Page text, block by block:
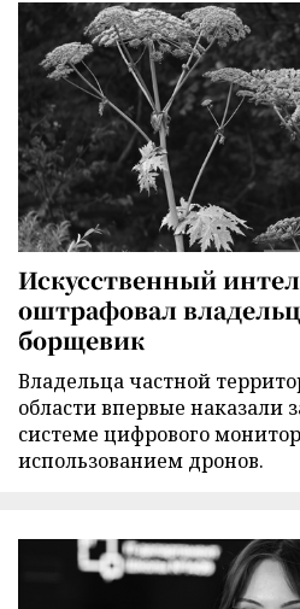
Искусственный
оштрафовал
борщевик
Владельца частной
области впервые наказали
системе цифрового
использованием дронов.